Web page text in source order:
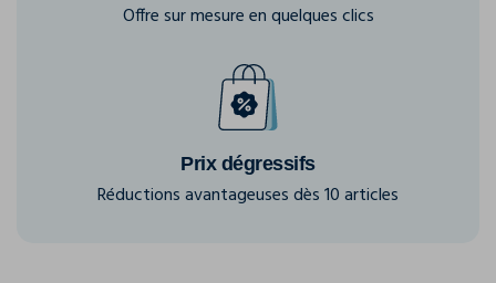
Offre sur mesure en quelques clics
Prix dégressifs
Réductions avantageuses dès 10 articles